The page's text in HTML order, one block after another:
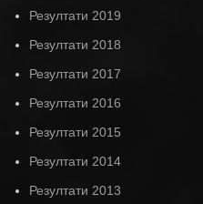
Резултати 2019
Резултати 2018
Резултати 2017
Резултати 2016
Резултати 2015
Резултати 2014
Резултати 2013